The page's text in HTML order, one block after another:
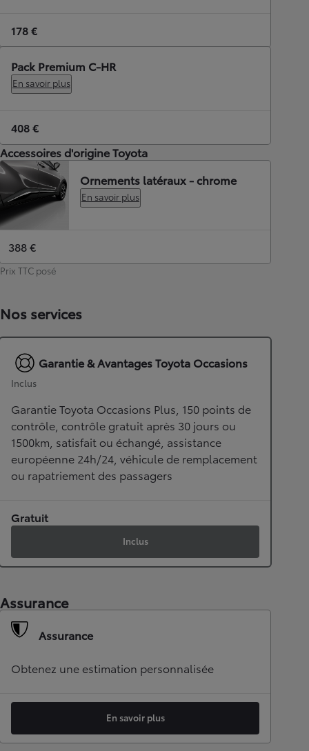
178 €
Pack Premium C-HR
En savoir plus
408 €
Accessoires d'origine Toyota
Ornements latéraux - chrome
En savoir plus
388 €
Prix TTC posé
Nos services
Garantie & Avantages Toyota Occasions
Inclus
Garantie Toyota Occasions Plus, 150 points de
contrôle, contrôle gratuit après 30 jours ou
1500km, satisfait ou échangé, assistance
européenne 24h/24, véhicule de remplacement
ou rapatriement des passagers
Gratuit
Inclus
Assurance
Assurance
Obtenez une estimation personnalisée
En savoir plus